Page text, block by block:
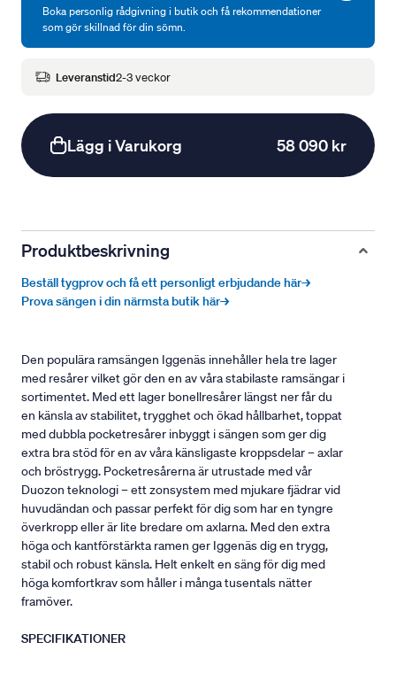
Boka personlig rådgivning i butik och få rekommendationer
som gör skillnad för din sömn.
Leveranstid2-3 veckor
Lägg i Varukorg 58 090 kr
Produktbeskrivning
Beställ tygprov och få ett personligt erbjudande här→
Prova sängen i din närmsta butik här→
Den populära ramsängen Iggenäs innehåller hela tre lager
med resårer vilket gör den en av våra stabilaste ramsängar i
sortimentet. Med ett lager bonellresårer längst ner får du
en känsla av stabilitet, trygghet och ökad hållbarhet, toppat
med dubbla pocketresårer inbyggt i sängen som ger dig
extra bra stöd för en av våra känsligaste kroppsdelar – axlar
och bröstrygg. Pocketresårerna är utrustade med vår
Duozon teknologi – ett zonsystem med mjukare fjädrar vid
huvudändan och passar perfekt för dig som har en tyngre
överkropp eller är lite bredare om axlarna. Med den extra
höga och kantförstärkta ramen ger Iggenäs dig en trygg,
stabil och robust känsla. Helt enkelt en säng för dig med
höga komfortkrav som håller i många tusentals nätter
framöver.
SPECIFIKATIONER